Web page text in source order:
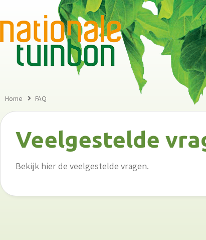
Home FAQ
Veelgestelde
Bekijk hier de veelgestelde vragen.